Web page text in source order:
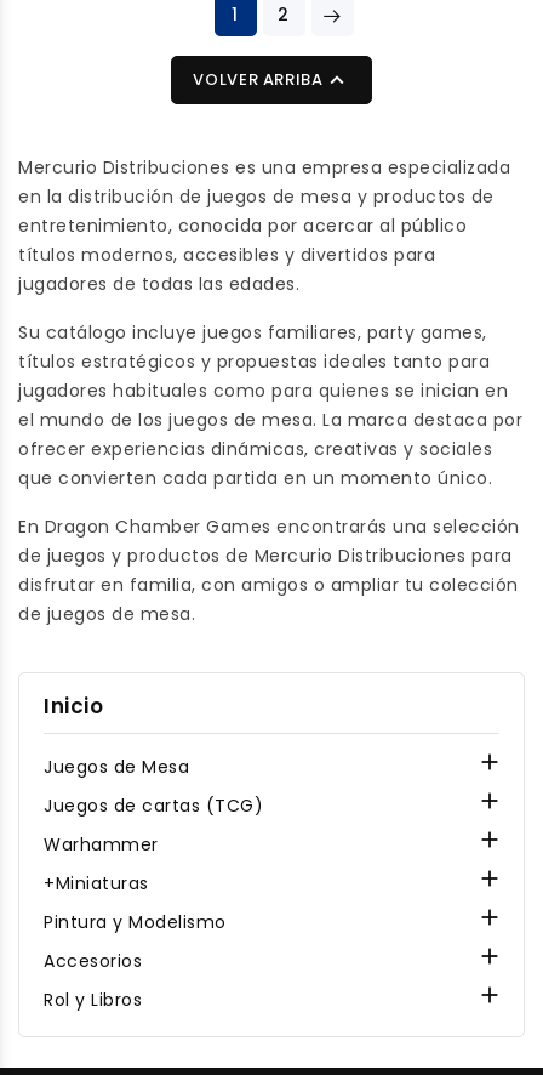
actualizada y mucho
más adulta ¡este es tu
los secretos más
tus amigos. Publicado
por Mercurio, este juego
a los típicos juegos de
preguntas: ¡aquí lo
importante no es
responder, sino adivinar
más absurda!
1
2
VOLVER ARRIBA 
Mercurio Distribuciones es una empresa especializada
en la distribución de juegos de mesa y productos de
entretenimiento, conocida por acercar al público
títulos modernos, accesibles y divertidos para
jugadores de todas las edades.
Su catálogo incluye juegos familiares, party games,
títulos estratégicos y propuestas ideales tanto para
jugadores habituales como para quienes se inician en
el mundo de los juegos de mesa. La marca destaca por
ofrecer experiencias dinámicas, creativas y sociales
que convierten cada partida en un momento único.
En Dragon Chamber Games encontrarás una selección
de juegos y productos de Mercurio Distribuciones para
disfrutar en familia, con amigos o ampliar tu colección
de juegos de mesa.
Inicio
Juegos de Mesa 
Juegos de cartas (TCG) 
Warhammer 
+Miniaturas 
Pintura y Modelismo 
Accesorios 
Rol y Libros 